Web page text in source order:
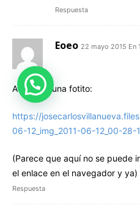
Respuesta
Eoeo 22 mayo 2015 En
Aquí dejo una fotito:
https://
06-12_img_2011-06-12_00-28-
(Parece que aquí no se puede
el enlace en el navegador y ya)
Respuesta